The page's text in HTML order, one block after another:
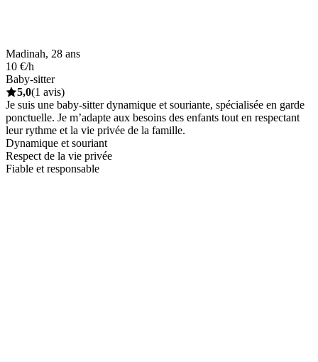
Madinah, 28 ans
10 €/h
Baby-sitter
5,0(1 avis)
Je suis une baby-sitter dynamique et souriante, spécialisée en garde
ponctuelle. Je m’adapte aux besoins des enfants tout en respectant
leur rythme et la vie privée de la famille.
Dynamique et souriant
Respect de la vie privée
Fiable et responsable